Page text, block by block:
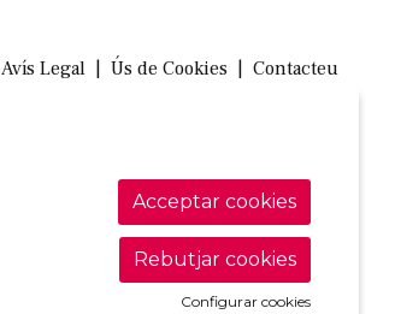
Avís Legal Ús de Cookies Contacteu
Acceptar cookies
Rebutjar cookies
Configurar cookies